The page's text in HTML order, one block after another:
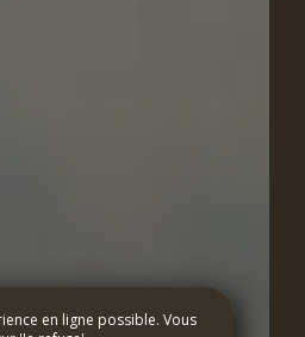
en ligne possible. Vous